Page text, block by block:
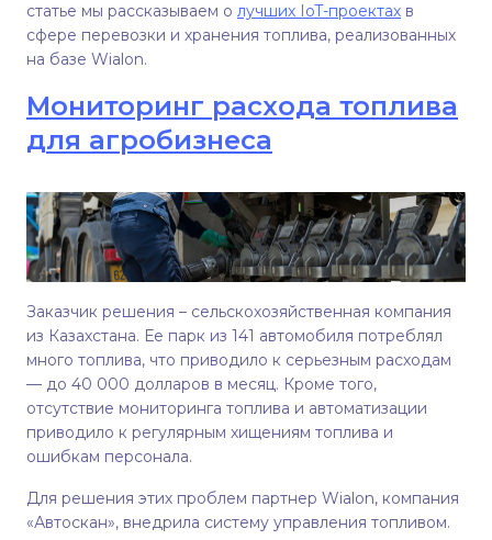
статье мы рассказываем о лучших IoT-проектах в
сфере перевозки и хранения топлива, реализованных
на базе Wialon.
Мониторинг расхода топлива
для агробизнеса
Заказчик решения – сельскохозяйственная компания
из Казахстана. Ее парк из 141 автомобиля потреблял
много топлива, что приводило к серьезным расходам
— до 40 000 долларов в месяц. Кроме того,
отсутствие мониторинга топлива и автоматизации
приводило к регулярным хищениям топлива и
ошибкам персонала.
Для решения этих проблем партнер Wialon, компания
«Автоскан», внедрила систему управления топливом.